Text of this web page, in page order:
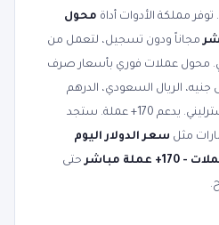
مملكة الأدوات أداة محول
مجاناً ودون تسجيل، لتعمل من
محول عملات فوري بأسعار صرف
جنيه، الريال السعودي، الدرهم
الإماراتي، اليورو، والجنيه الإسترليني. يدعم 170+ عملة. ستجد
مثل سعر الدولار اليوم
عملة مباشر
حتى